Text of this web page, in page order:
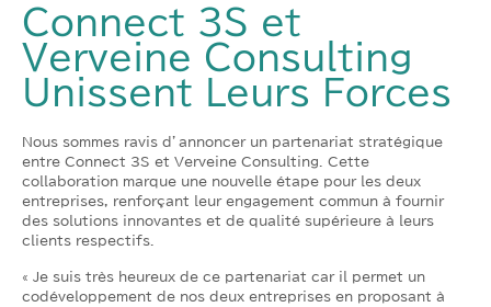
Connect 3S et
Verveine Consulting
Unissent Leurs Forces
Nous sommes ravis d’annoncer un partenariat stratégique
entre Connect 3S et Verveine Consulting. Cette
collaboration marque une nouvelle étape pour les deux
entreprises, renforçant leur engagement commun à fournir
des solutions innovantes et de qualité supérieure à leurs
clients respectifs.
« Je suis très heureux de ce partenariat car il permet un
codéveloppement de nos deux entreprises en proposant à